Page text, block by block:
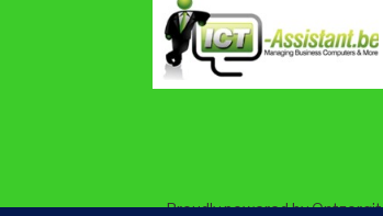
Proudly powered by Ontzorgit